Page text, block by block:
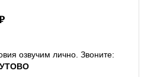
озвучим лично. Звоните: